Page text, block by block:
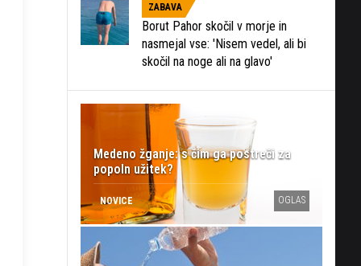
ZABAVA
Borut Pahor skočil v morje in
nasmejal vse: 'Nisem vedel, ali bi
skočil na noge ali na glavo'
Medeno žganje: s čim ga postreči za
popoln užitek?
NOVICE OGLAS